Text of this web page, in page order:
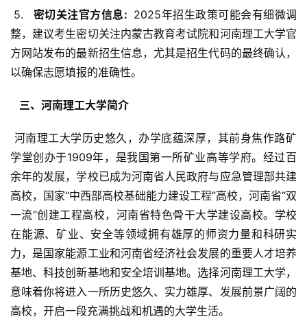
5.
  密切关注官方信息:
2025年招生政策可能会有细微调
整，建议考生密切关注内蒙古教育考试院和河南理工大学官
方网站发布的最新招生信息，尤其是招生代码的最终确认，
以确保志愿填报的准确性。
  三、河南理工大学简介
学堂创办于1909年，是我国第一所矿业高等学府。经过百
余年的发展，学校已成为河南省人民政府与应急管理部共建
高校，国家“中西部高校基础能力建设工程”高校，河南省“双
一流”创建工程高校，河南省特色骨干大学建设高校。学校
在能源、矿业、安全等领域拥有雄厚的师资力量和科研实
力，是国家能源工业和河南省经济社会发展的重要人才培养
基地、科技创新基地和安全培训基地。选择河南理工大学，
意味着你将进入一所历史悠久、实力雄厚、发展前景广阔的
高校，开启一段充满挑战和机遇的大学生活。